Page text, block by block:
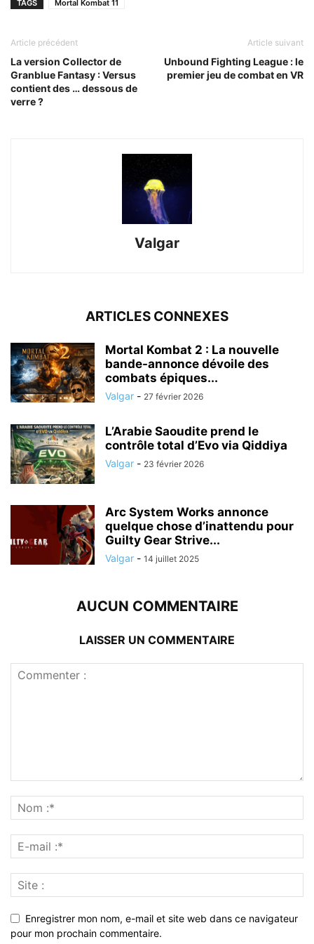
TAGS Mortal Kombat 11
Article précédent
La version Collector de
Granblue Fantasy : Versus
contient des … dessous de
verre ?
Article suivant
Unbound Fighting League : le
premier jeu de combat en VR
Valgar
ARTICLES CONNEXES
Mortal Kombat 2 : La nouvelle
bande-annonce dévoile des
combats épiques...
Valgar - 27 février 2026
L’Arabie Saoudite prend le
contrôle total d’Evo via Qiddiya
Valgar - 23 février 2026
Arc System Works annonce
quelque chose d’inattendu pour
Guilty Gear Strive...
Valgar - 14 juillet 2025
AUCUN COMMENTAIRE
LAISSER UN COMMENTAIRE
Enregistrer mon nom, e-mail et site web dans ce navigateur
pour mon prochain commentaire.